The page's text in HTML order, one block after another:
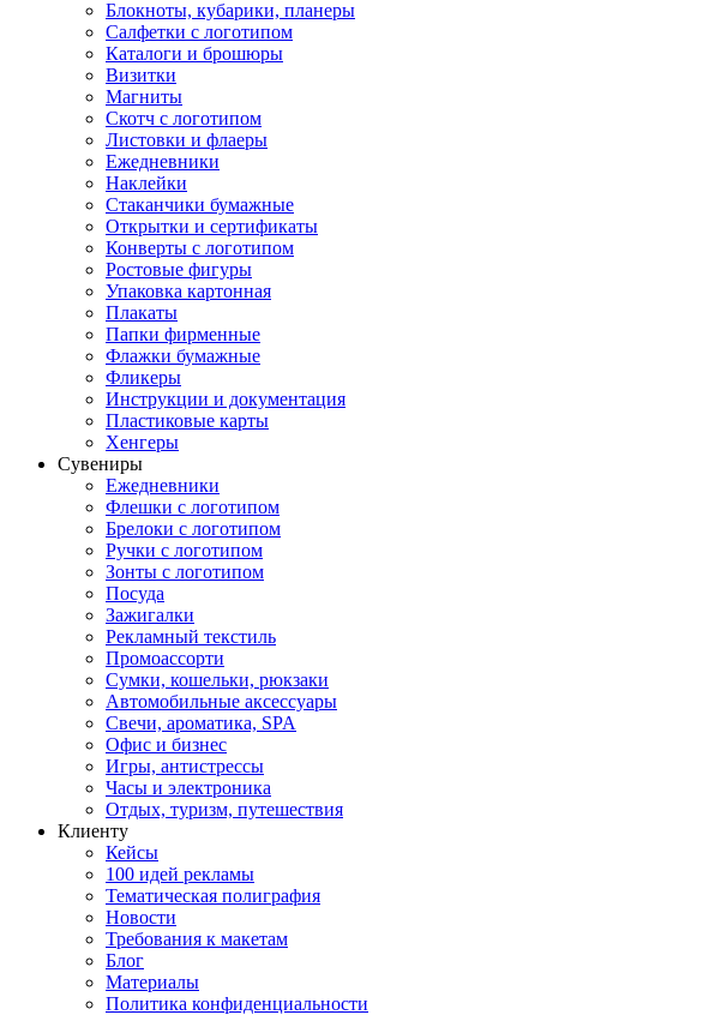
Блокноты, кубарики, планеры
Салфетки с логотипом
Каталоги и брошюры
Визитки
Магниты
Скотч с логотипом
Листовки и флаеры
Ежедневники
Наклейки
Стаканчики бумажные
Открытки и сертификаты
Конверты с логотипом
Ростовые фигуры
Упаковка картонная
Плакаты
Папки фирменные
Флажки бумажные
Фликеры
Инструкции и документация
Пластиковые карты
Хенгеры
Сувениры
Ежедневники
Флешки с логотипом
Брелоки с логотипом
Ручки с логотипом
Зонты с логотипом
Посуда
Зажигалки
Рекламный текстиль
Промоассорти
Сумки, кошельки, рюкзаки
Автомобильные аксессуары
Свечи, ароматика, SPA
Офис и бизнес
Игры, антистрессы
Часы и электроника
Отдых, туризм, путешествия
Клиенту
Кейсы
100 идей рекламы
Тематическая полиграфия
Новости
Требования к макетам
Блог
Материалы
Политика конфиденциальности